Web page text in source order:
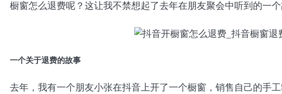
橱窗怎么退费呢？这让我不禁想起了去年在朋友聚会中听到的一个
一个关于退费的故事
去年，我有一个朋友小张在抖音上开了一个橱窗，销售自己的手